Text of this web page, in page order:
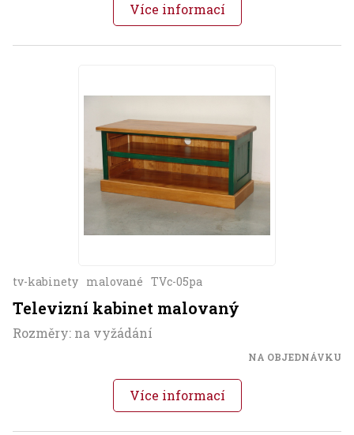
Více informací
tv-kabinety malované TVc-05pa
Televizní kabinet malovaný
Rozměry: na vyžádání
NA OBJEDNÁVKU
Více informací